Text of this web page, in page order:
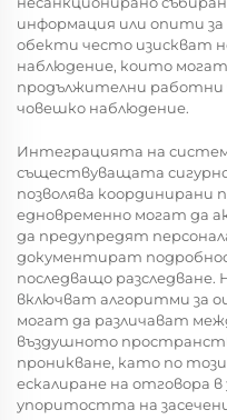
информация или опити
обекти често изискват
наблюдение, които могат
продължителни работни
човешко наблюдение.
Интеграцията на
съществуващата
позволява координирани
едновременно могат да
да предупредят
документират
последващо
включват алгоритми за
могат да различават
въздушното
проникване, като по
ескалиране на
упоритостта на